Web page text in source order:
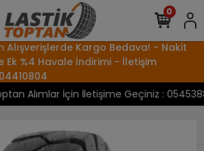
Alışverişlerde Kargo Bedava! - Nakit
Ek %4 Havale İndirimi - İletişim
Alımlar İçin İletişime Geçiniz :
0